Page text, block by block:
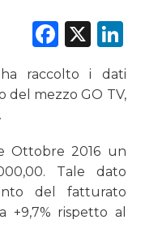
X
ha raccolto i dati
mezzo GO TV,
Ottobre 2016 un
Tale dato
del fatturato
+9,7% rispetto al